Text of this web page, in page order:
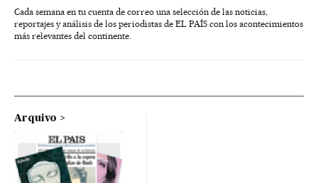
Cada semana en tu cuenta de correo una selección de las noticias,
reportajes y análisis de los periodistas de EL PAÍS con los acontecimientos
más relevantes del continente.
Arquivo